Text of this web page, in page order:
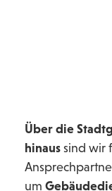
Über die
hinaus sind wir
um